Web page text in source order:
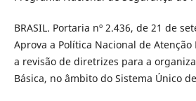
BRASIL. Portaria nº 2.436, de 21 de
Aprova a Política Nacional de
a revisão de diretrizes para a
Básica, no âmbito do Sistema Único